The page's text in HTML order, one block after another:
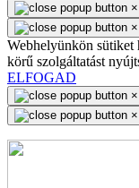
×
×
Webhelyünkön sütiket
körű szolgáltatást
ELFOGAD
×
×